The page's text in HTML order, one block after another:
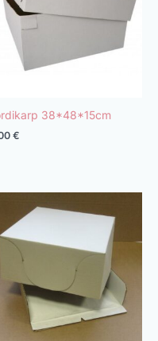
38*48*15cm
€